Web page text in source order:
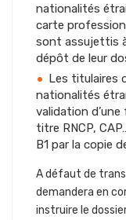
nationalités
carte
sont assujettis
dépôt de leur
Les titulaires
nationalités
validation
titre RNCP,
B1 par la copie
A défaut de
demandera en
instruire le